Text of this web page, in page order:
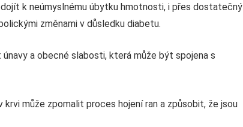
k neúmyslnému úbytku hmotnosti, i přes dostatečný
změnami v důsledku diabetu.
a obecné slabosti, která může být spojena s
krvi může zpomalit proces hojení ran a způsobit, že jsou